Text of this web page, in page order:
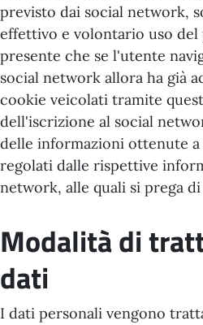
previsto dai social network,
effettivo e volontario uso del
presente che se l'utente
social network allora ha già
cookie veicolati tramite
dell'iscrizione al social
delle informazioni ottenute
regolati dalle rispettive
network, alle quali si prega
Modalità di
dati
I dati personali vengono